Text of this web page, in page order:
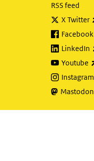
RSS feed
X Twitter
Facebook
LinkedIn
Youtube
Instagram
Mastodon